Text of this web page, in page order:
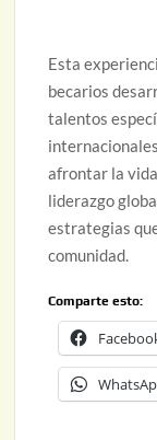
Esta
becarios
talentos
afrontar la
liderazgo
estrategias
comunidad.
Comparte esto: